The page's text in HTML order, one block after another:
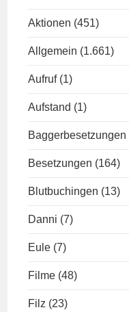
Aktionen (451)
Allgemein (1.661)
Aufruf (1)
Aufstand (1)
Baggerbesetzungen
Besetzungen (164)
Blutbuchingen (13)
Danni (7)
Eule (7)
Filme (48)
Filz (23)